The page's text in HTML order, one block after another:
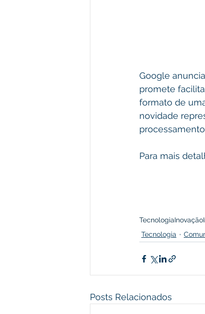
Google
promete
formato de
novidade
Para mais
TecnologiaInovação
Tecnologia
Posts Relacionados